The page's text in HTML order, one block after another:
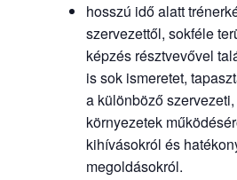
hosszú idő alatt
szervezettől, sokféle
képzés résztvevővel
is sok ismeretet,
a különböző
környezetek
kihívásokról és
megoldásokról.